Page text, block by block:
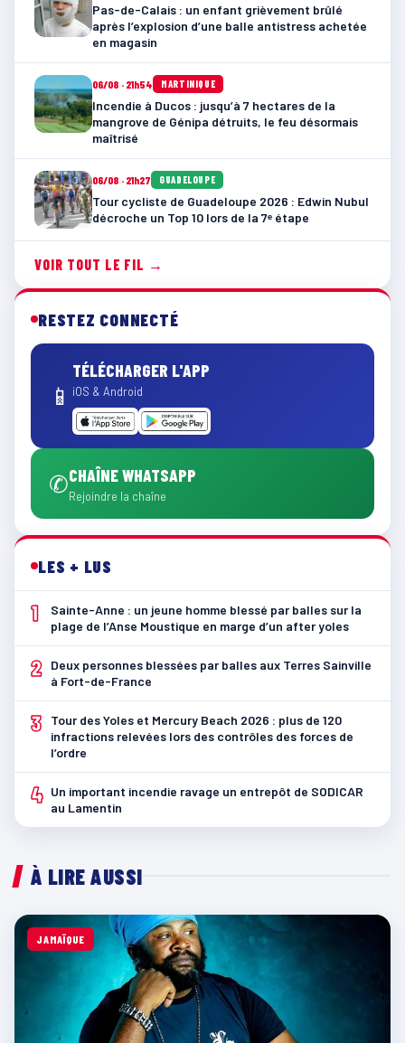
Pas-de-Calais : un enfant grièvement brûlé
après l’explosion d’une balle antistress achetée
en magasin
06/08 · 21h54 MARTINIQUE
Incendie à Ducos : jusqu’à 7 hectares de la
mangrove de Génipa détruits, le feu désormais
maîtrisé
06/08 · 21h27 GUADELOUPE
Tour cycliste de Guadeloupe 2026 : Edwin Nubul
décroche un Top 10 lors de la 7ᵉ étape
VOIR TOUT LE FIL →
RESTEZ CONNECTÉ
📱
TÉLÉCHARGER L'APP
iOS & Android
✆CHAÎNE WHATSAPP
Rejoindre la chaîne
LES + LUS
1
Sainte-Anne : un jeune homme blessé par balles sur la
plage de l’Anse Moustique en marge d’un after yoles
2
Deux personnes blessées par balles aux Terres Sainville
à Fort-de-France
3
Tour des Yoles et Mercury Beach 2026 : plus de 120
infractions relevées lors des contrôles des forces de
l’ordre
4 Un important incendie ravage un entrepôt de SODICAR
au Lamentin
À LIRE AUSSI
JAMAÏQUE